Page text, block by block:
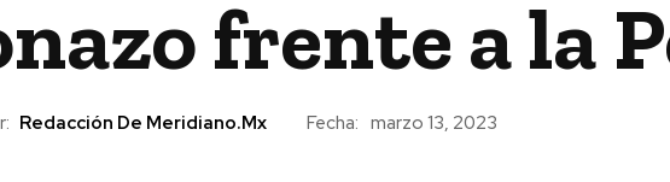
frente a la
Redacción De Meridiano.mx Fecha: marzo 13, 2023